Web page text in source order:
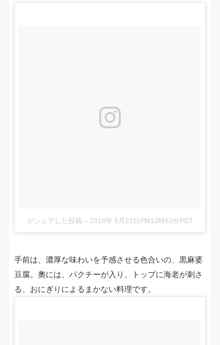
がシェアした投稿 – 2018年 5月23日PM12時52分PDT
手前は、濃厚な味わいを予感させる色合いの、黒麻婆
豆腐。奧には、パクチーが入り、トップに海老が刺さ
る、おにぎりによるまかない料理です。